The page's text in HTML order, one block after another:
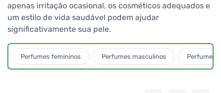
apenas irritação ocasional, os cosméticos adequados e
um estilo de vida saudável podem ajudar
significativamente sua pele.
Perfumes femininos Perfumes masculinos Perfumes